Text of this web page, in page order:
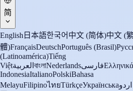
简
English 日本語한국어 中文 (简体)中文 (
體)FrançaisDeutschPortuguês (Brasil)
(Latinoamérica)Tiếng
Việtالعربية বাংলাNederlandsفارسیΕλληνικά
IndonesiaItalianoPolskiBahasa
MelayuFilipinoไทยTürkçeУкраїнськаاردو